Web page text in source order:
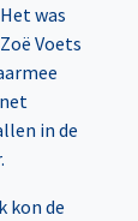
was
Voets
in de
kon de